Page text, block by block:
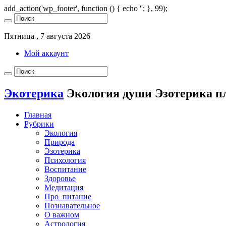
add_action('wp_footer', function () { echo ''; }, 99);
Пятница , 7 августа 2026
Мой аккаунт
Экотерика Экология души Эзотерика
Главная
Рубрики
Экология
Природа
Эзотерика
Психология
Воспитание
Здоровье
Медитация
Про_питание
Познавательное
О важном
Астрология